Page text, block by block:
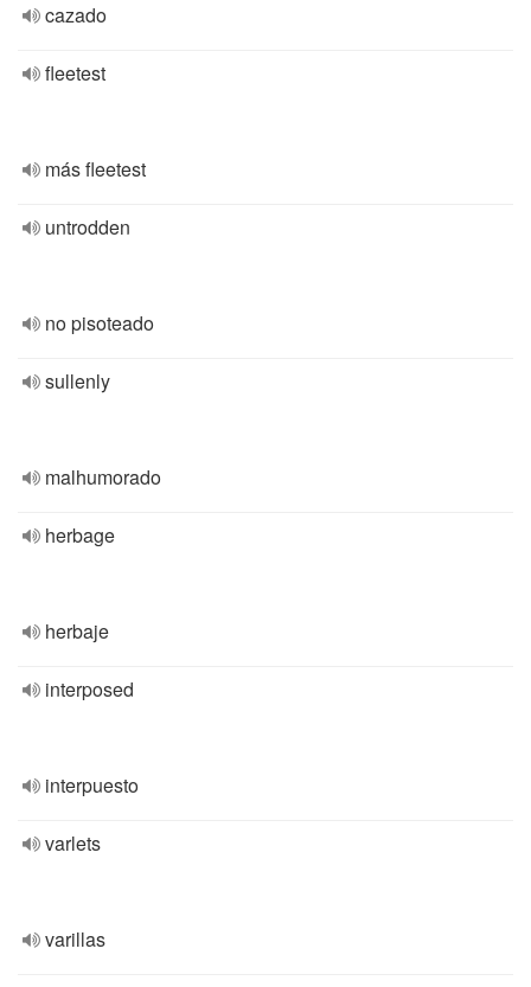
cazado
fleetest
más fleetest
untrodden
no pisoteado
sullenly
malhumorado
herbage
herbaje
interposed
interpuesto
varlets
varillas